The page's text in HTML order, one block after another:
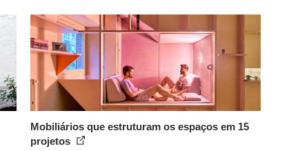
Mobiliários que estruturam os espaços em 15
projetos